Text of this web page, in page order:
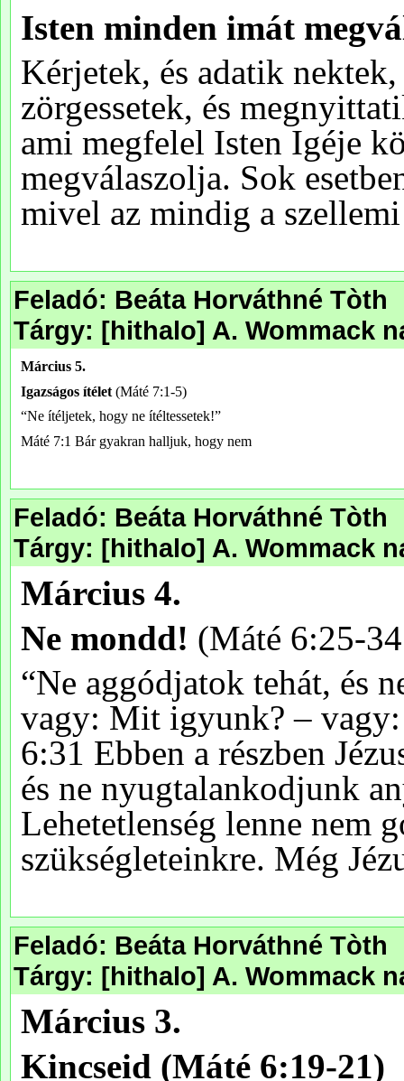
Feladó: Beáta Horváthné Tòth
Tárgy: [hithalo] A. Wommack
Feladó: Beáta Horváthné Tòth
Tárgy: [hithalo] A. Wommack
Feladó: Beáta Horváthné Tòth
Tárgy: [hithalo] A. Wommack